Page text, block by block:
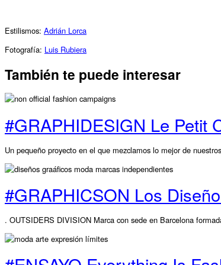
Estilismos: Adrián Lorca
Fotografía: Luis Rubiera
También te puede interesar
#GRAPHIDESIGN Le Petit
Un pequeño proyecto en el que mezclamos lo mejor de
#GRAPHICSON Los
. OUTSIDERS DIVISION Marca con sede en Barcelona